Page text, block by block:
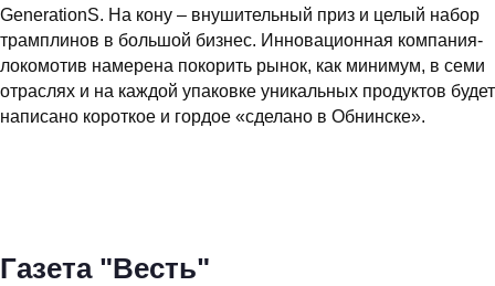
GenerationS. На кону – внушительный приз и целый набор
трамплинов в большой бизнес. Инновационная компания-
локомотив намерена покорить рынок, как минимум, в семи
отраслях и на каждой упаковке уникальных продуктов будет
написано короткое и гордое «сделано в Обнинске».
Газета "Весть"